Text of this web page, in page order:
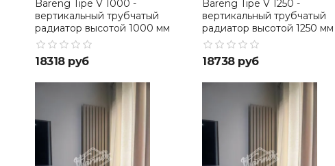
Bareng Tipe V 1000 -
вертикальный трубчатый
радиатор высотой 1000 мм
18318 руб
Bareng Tipe V 1250 -
вертикальный трубчатый
радиатор высотой 1250 мм
18738 руб